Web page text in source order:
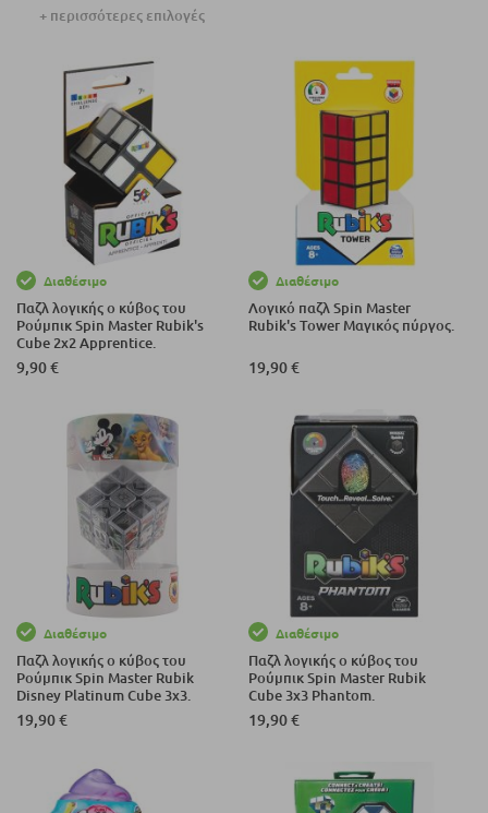
+ περισσότερες επιλογές
Διαθέσιμο
Παζλ λογικής ο κύβος του
Ρούμπικ Spin Master Rubik's
Cube 2x2 Apprentice.
9,90 €
Διαθέσιμο
Λογικό παζλ Spin Master
Rubik's Tower Μαγικός πύργος.
19,90 €
Διαθέσιμο
Παζλ λογικής ο κύβος του
Ρούμπικ Spin Master Rubik
Disney Platinum Cube 3х3.
19,90 €
Διαθέσιμο
Παζλ λογικής ο κύβος του
Ρούμπικ Spin Master Rubik
Cube 3х3 Phantom.
19,90 €